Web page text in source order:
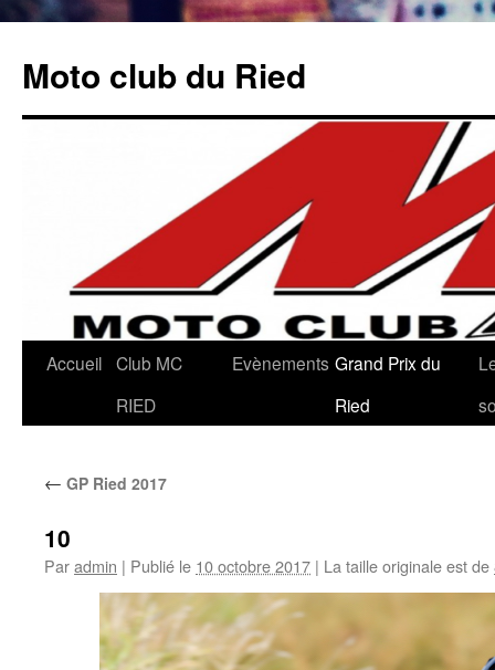
contenu
Moto club du Ried
Accueil Club MC
RIED
Evènements Grand Prix du
Ried
← GP Ried 2017
10
Paradmin | Publié le 10 octobre 2017 | La taille originale est de